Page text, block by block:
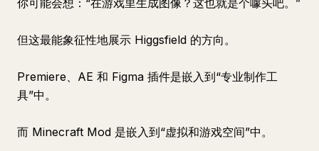
你可能会想：“在游戏里生成图像？这也就是个噱头吧。”
但这最能象征性地展示 Higgsfield 的方向。
Premiere、AE 和 Figma 插件是嵌入到“专业制作工
具”中。
而 Minecraft Mod 是嵌入到“虚拟和游戏空间”中。